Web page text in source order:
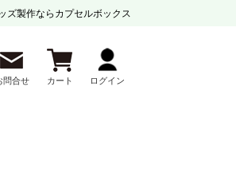
ズ製作ならカプセルボックス
問合せ カート ログイン